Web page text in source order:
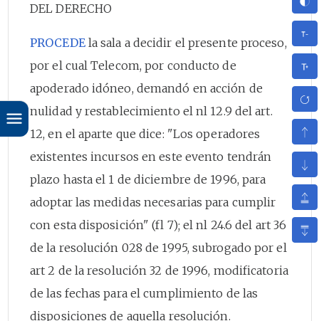
DEL DERECHO
PROCEDEla sala a decidir el presente proceso,
por el cual Telecom, por conducto de
apoderado idóneo, demandó en acción de
nulidad y restablecimiento el nl 12.9 del art.
12, en el aparte que dice: "Los operadores
existentes incursos en este evento tendrán
plazo hasta el 1 de diciembre de 1996, para
adoptar las medidas necesarias para cumplir
con esta disposición" (fl 7); el nl 24.6 del art 36
de la resolución 028 de 1995, subrogado por el
art 2 de la resolución 32 de 1996, modificatoria
de las fechas para el cumplimiento de las
disposiciones de aquella resolución.